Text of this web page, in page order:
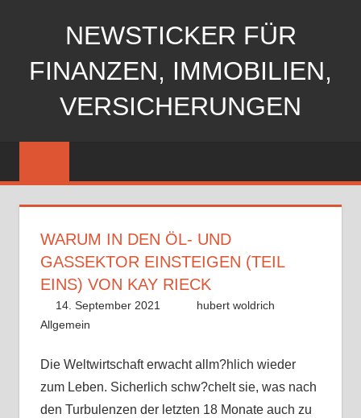
NEWSTICKER FÜR
FINANZEN, IMMOBILIEN,
VERSICHERUNGEN
WARUM IN DEN ÖL- UND
GASSEKTOR EINSTEIGEN (TEIL
EINS) VON KAY RIECK
14. September 2021
hubert woldrich
Allgemein
Die Weltwirtschaft erwacht allm?hlich wieder
zum Leben. Sicherlich schw?chelt sie, was nach
den Turbulenzen der letzten 18 Monate auch zu